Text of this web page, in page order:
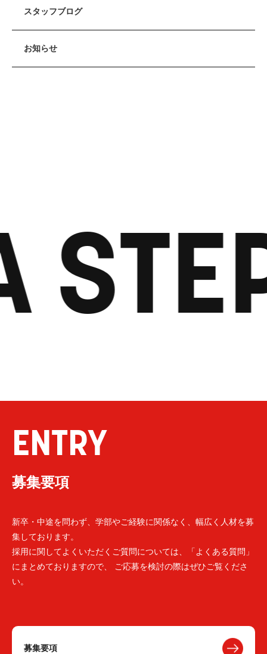
スタッフブログ
お知らせ
ENTRY
募集要項
新卒・中途を問わず、学部やご経験に関係なく、幅広く人材を募
集しております。
採用に関してよくいただくご質問については、「よくある質問」
にまとめておりますので、 ご応募を検討の際はぜひご覧くださ
い。
募集要項